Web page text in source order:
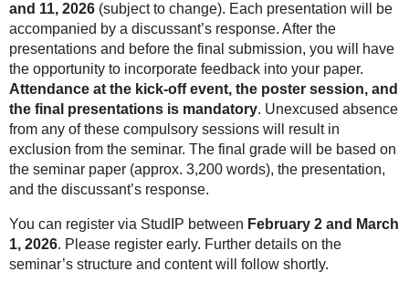
and 11, 2026(subject to change). Each presentation will be
accompanied by a discussant’s response. After the
presentations and before the final submission, you will have
the opportunity to incorporate feedback into your paper.
Attendance at the kick-off event, the poster session, and
the final presentations is mandatory. Unexcused absence
from any of these compulsory sessions will result in
exclusion from the seminar. The final grade will be based on
the seminar paper (approx. 3,200 words), the presentation,
and the discussant’s response.
You can register via StudIP between February 2 and March
1, 2026. Please register early. Further details on the
seminar’s structure and content will follow shortly.